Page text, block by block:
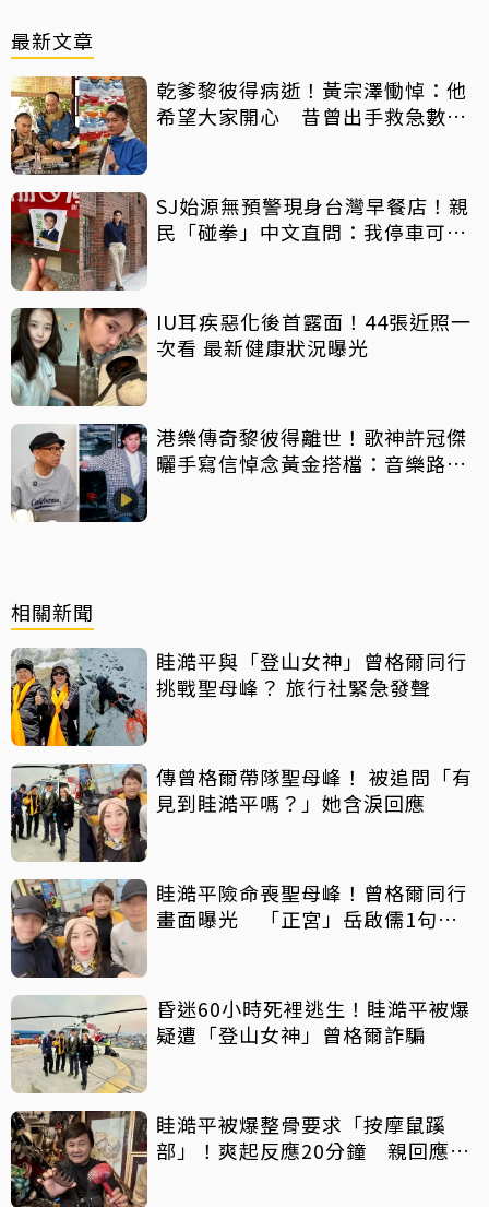
最新文章
乾爹黎彼得病逝！黃宗澤慟悼：他
希望大家開心 昔曾出手救急數十
SJ始源無預警現身台灣早餐店！親
民「碰拳」中文直問：我停車可以
IU耳疾惡化後首露面！44張近照一
次看 最新健康狀況曝光
港樂傳奇黎彼得離世！歌神許冠傑
曬手寫信悼念黃金搭檔：音樂路上
相關新聞
眭澔平與「登山女神」曾格爾同行
挑戰聖母峰？ 旅行社緊急發聲
傳曾格爾帶隊聖母峰！ 被追問「有
見到眭澔平嗎？」她含淚回應
眭澔平險命喪聖母峰！曾格爾同行
畫面曝光 「正宮」岳啟儒1句話
昏迷60小時死裡逃生！眭澔平被爆
疑遭「登山女神」曾格爾詐騙
眭澔平被爆整骨要求「按摩鼠蹊
部」！爽起反應20分鐘 親回應否